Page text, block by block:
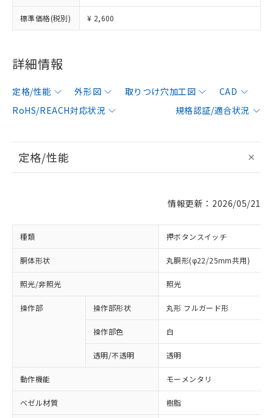
標準価格(税別) ¥ 2,600
詳細情報
定格/性能 外形図 取りつけ穴加工図
CAD
RoHS/REACH対応状況
規格認証/適合状況
定格/性能
情報更新：2026/05/21
種類 押ボタンスイッチ
胴体形状 丸胴形(φ22/25mm共用)
照光/非照光 照光
操作部 操作部形状 丸形 フルガード形
操作部色 白
透明/不透明 透明
動作機能 モーメンタリ
ベゼル材質 樹脂